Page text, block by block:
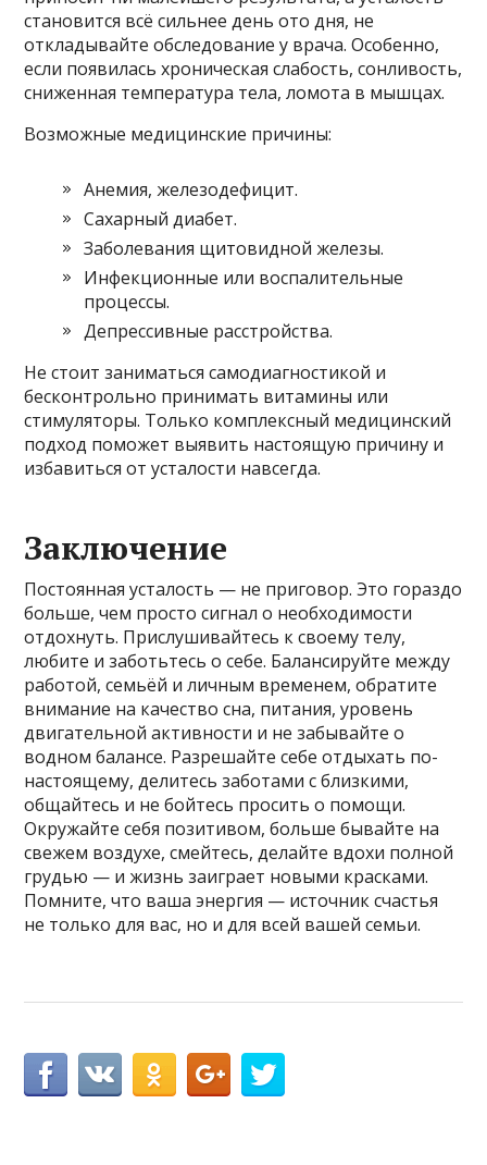
становится всё сильнее день ото дня, не
откладывайте обследование у врача. Особенно,
если появилась хроническая слабость, сонливость,
сниженная температура тела, ломота в мышцах.
Возможные медицинские причины:
Анемия, железодефицит.
Сахарный диабет.
Заболевания щитовидной железы.
Инфекционные или воспалительные
процессы.
Депрессивные расстройства.
Не стоит заниматься самодиагностикой и
бесконтрольно принимать витамины или
стимуляторы. Только комплексный медицинский
подход поможет выявить настоящую причину и
избавиться от усталости навсегда.
Заключение
Постоянная усталость — не приговор. Это гораздо
больше, чем просто сигнал о необходимости
отдохнуть. Прислушивайтесь к своему телу,
любите и заботьтесь о себе. Балансируйте между
работой, семьёй и личным временем, обратите
внимание на качество сна, питания, уровень
двигательной активности и не забывайте о
водном балансе. Разрешайте себе отдыхать по-
настоящему, делитесь заботами с близкими,
общайтесь и не бойтесь просить о помощи.
Окружайте себя позитивом, больше бывайте на
свежем воздухе, смейтесь, делайте вдохи полной
грудью — и жизнь заиграет новыми красками.
Помните, что ваша энергия — источник счастья
не только для вас, но и для всей вашей семьи.